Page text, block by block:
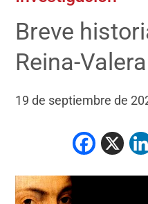
Breve
Reina-Valera
19 de septiembre de